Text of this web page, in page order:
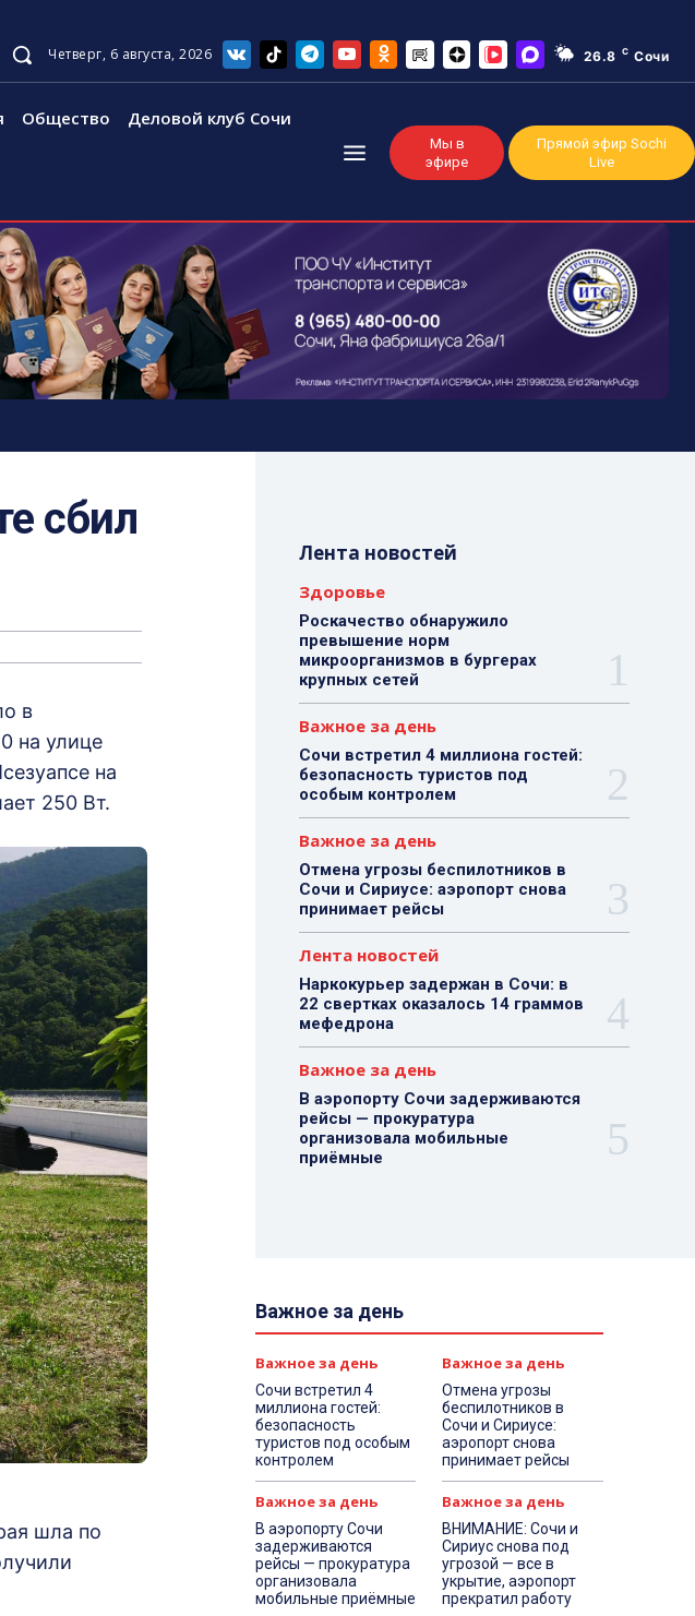
Четверг, 6 августа, 2026 26.8 C Сочи
Общество Деловой клуб Сочи
Мы в
эфире
Прямой эфир Sochi
Live
сбил
в
на улице
на
250 Вт.
шла по
Лента новостей
Здоровье
Роскачество обнаружило
превышение норм
микроорганизмов в бургерах
крупных сетей
Важное за день
Сочи встретил 4 миллиона гостей:
безопасность туристов под
особым контролем
Важное за день
Отмена угрозы беспилотников в
Сочи и Сириусе: аэропорт снова
принимает рейсы
Лента новостей
Наркокурьер задержан в Сочи: в
22 свертках оказалось 14 граммов
мефедрона
Важное за день
В аэропорту Сочи задерживаются
рейсы — прокуратура
организовала мобильные
приёмные
Важное за день
Важное за день
Сочи встретил 4
миллиона гостей:
безопасность
туристов под особым
контролем
Важное за день
Отмена угрозы
беспилотников в
Сочи и Сириусе:
аэропорт снова
принимает рейсы
Важное за день
В аэропорту Сочи
задерживаются
рейсы — прокуратура
организовала
мобильные приёмные
Важное за день
ВНИМАНИЕ: Сочи и
Сириус снова под
угрозой — все в
укрытие, аэропорт
прекратил работу